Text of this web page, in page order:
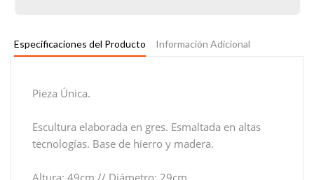
Especificaciones del Producto Información Adicional
Pieza Única.
Escultura elaborada en gres. Esmaltada en altas
tecnologías. Base de hierro y madera.